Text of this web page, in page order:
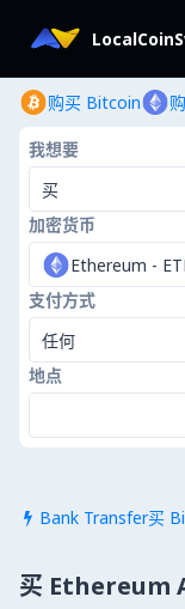
购买 Bitcoin
我想要
买
加密货币
Ethereum -
支付方式
任何
地点
 Bank Transfer买
买 Ethereum